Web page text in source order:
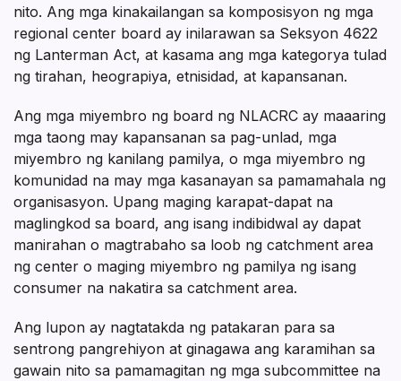
nito. Ang mga kinakailangan sa komposisyon ng mga
regional center board ay inilarawan sa Seksyon 4622
ng Lanterman Act, at kasama ang mga kategorya tulad
ng tirahan, heograpiya, etnisidad, at kapansanan.
Ang mga miyembro ng board ng NLACRC ay maaaring
mga taong may kapansanan sa pag-unlad, mga
miyembro ng kanilang pamilya, o mga miyembro ng
komunidad na may mga kasanayan sa pamamahala ng
organisasyon. Upang maging karapat-dapat na
maglingkod sa board, ang isang indibidwal ay dapat
manirahan o magtrabaho sa loob ng catchment area
ng center o maging miyembro ng pamilya ng isang
consumer na nakatira sa catchment area.
Ang lupon ay nagtatakda ng patakaran para sa
sentrong pangrehiyon at ginagawa ang karamihan sa
gawain nito sa pamamagitan ng mga subcommittee na